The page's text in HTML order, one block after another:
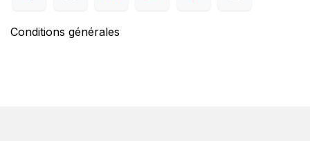
Conditions générales